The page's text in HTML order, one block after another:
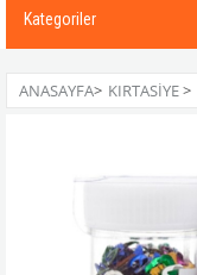
Kategoriler
ANASAYFA> KIRTASIYE>